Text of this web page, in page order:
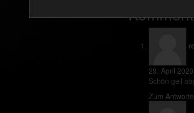
29. April
Schön geil
Zum